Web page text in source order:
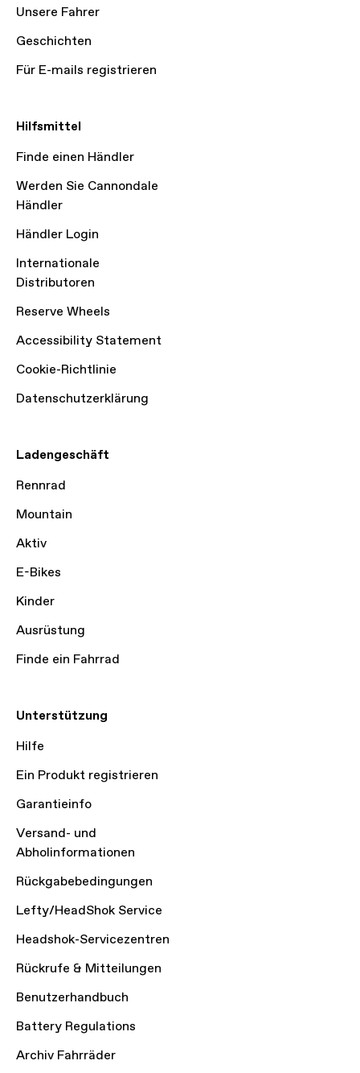
Unsere Fahrer
Geschichten
Für E-mails registrieren
Hilfsmittel
Finde einen Händler
Werden Sie Cannondale
Händler
Händler Login
Internationale
Distributoren
Reserve Wheels
Accessibility Statement
Cookie-Richtlinie
Datenschutzerklärung
Ladengeschäft
Rennrad
Mountain
Aktiv
E-Bikes
Kinder
Ausrüstung
Finde ein Fahrrad
Unterstützung
Hilfe
Ein Produkt registrieren
Garantieinfo
Versand- und
Abholinformationen
Rückgabebedingungen
Lefty/HeadShok Service
Headshok-Servicezentren
Rückrufe & Mitteilungen
Benutzerhandbuch
Battery Regulations
Archiv Fahrräder